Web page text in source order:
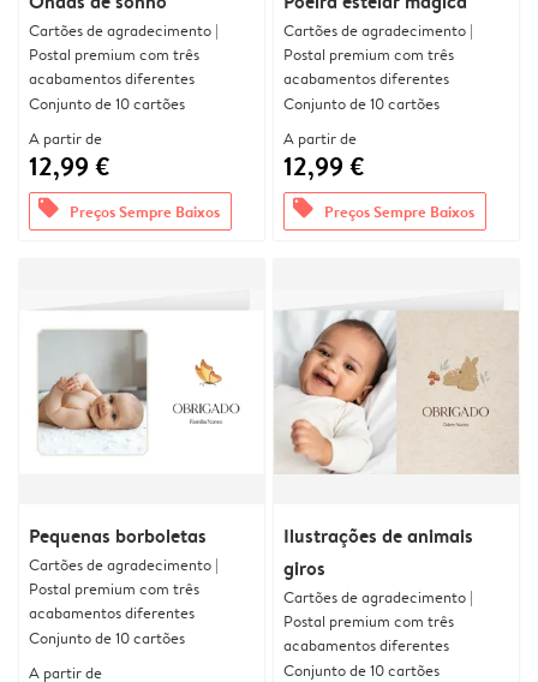
Cartões de agradecimento |
Postal premium com três
acabamentos diferentes
Conjunto de 10 cartões
A partir de
12,99 €
offers Preços Sempre Baixos
Cartões de agradecimento |
Postal premium com três
acabamentos diferentes
Conjunto de 10 cartões
A partir de
12,99 €
offers Preços Sempre Baixos
Pequenas borboletas
Cartões de agradecimento |
Postal premium com três
acabamentos diferentes
Conjunto de 10 cartões
A partir de
Ilustrações de animais
giros
Cartões de agradecimento |
Postal premium com três
acabamentos diferentes
Conjunto de 10 cartões